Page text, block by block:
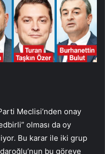
Meclisi’nden onay
olması da oy
Bu karar ile iki grup
bu göreve